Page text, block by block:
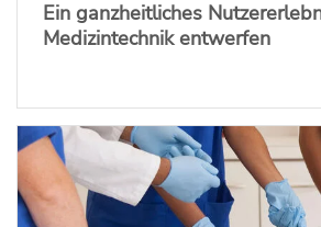
Ein ganzheitliches
Medizintechnik entwerfen